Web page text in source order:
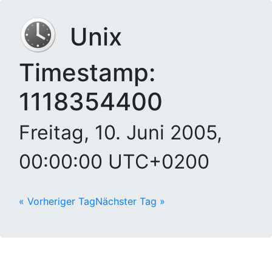
Unix
Timestamp:
1118354400
Freitag, 10. Juni 2005,
00:00:00 UTC+0200
« Vorheriger TagNächster Tag »